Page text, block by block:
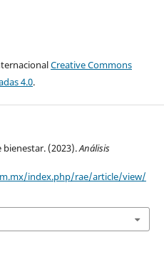
Creative Commons
4.0.
(2023).Análisis
index.php/rae/article/view/